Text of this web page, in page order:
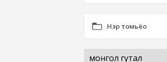
Нэр томьёо
монгол гутал